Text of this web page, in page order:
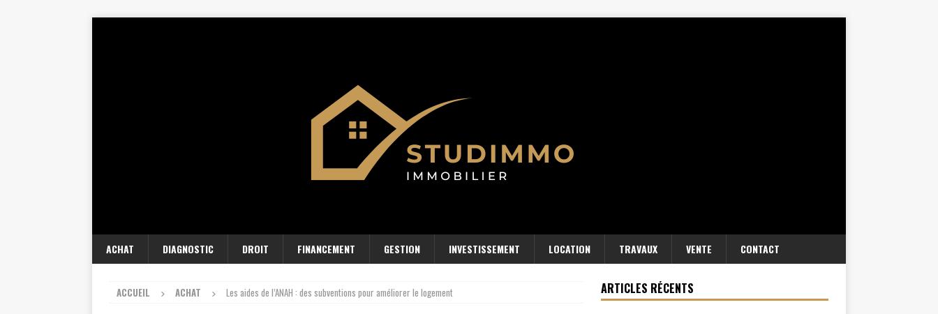
ACHAT DIAGNOSTIC DROIT FINANCEMENT GESTION INVESTISSEMENT LOCATION TRAVAUX VENTE CONTACT
ACCUEIL ACHAT Les aides de l’ANAH : des subventions pour améliorer le logement ARTICLES RÉCENTS